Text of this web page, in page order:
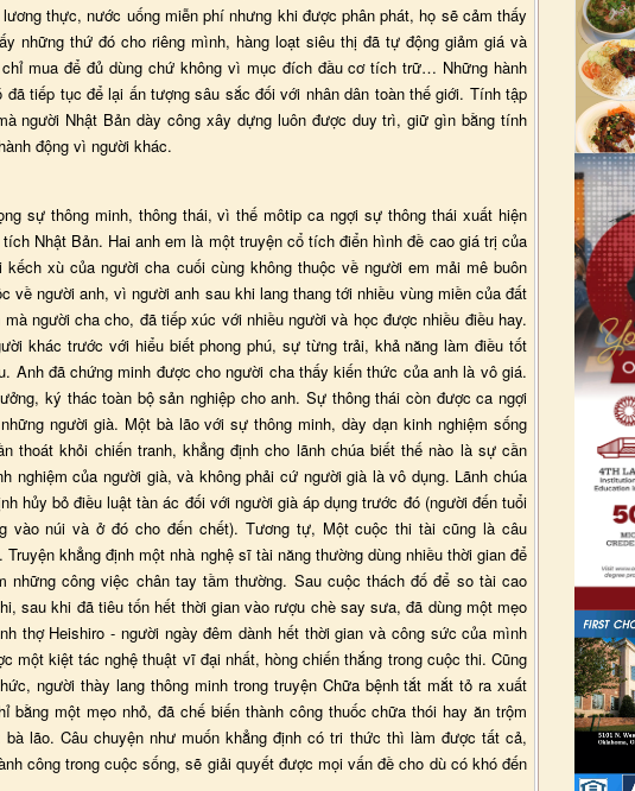
thực, nước uống miễn phí nhưng khi được phân phát, họ sẽ cảm thấy
những thứ đó cho riêng mình, hàng loạt siêu thị đã tự động giảm giá và
mua để đủ dùng chứ không vì mục đích đầu cơ tích trữ… Những hành
đã tiếp tục để lại ấn tượng sâu sắc đối với nhân dân toàn thế giới. Tính tập
người Nhật Bản dày công xây dựng luôn được duy trì, giữ gìn bằng tính
động vì người khác.
sự thông minh, thông thái, vì thế môtip ca ngợi sự thông thái xuất hiện
Nhật Bản. Hai anh em là một truyện cổ tích điển hình đề cao giá trị của
xù của người cha cuối cùng không thuộc về người em mải mê buôn
về người anh, vì người anh sau khi lang thang tới nhiều vùng miền của đất
người cha cho, đã tiếp xúc với nhiều người và học được nhiều điều hay.
khác trước với hiểu biết phong phú, sự từng trải, khả năng làm điều tốt
Anh đã chứng minh được cho người cha thấy kiến thức của anh là vô giá.
ký thác toàn bộ sản nghiệp cho anh. Sự thông thái còn được ca ngợi
người già. Một bà lão với sự thông minh, dày dạn kinh nghiệm sống
thoát khỏi chiến tranh, khẳng định cho lãnh chúa biết thế nào là sự cần
nghiệm của người già, và không phải cứ người già là vô dụng. Lãnh chúa
hủy bỏ điều luật tàn ác đối với người già áp dụng trước đó (người đến tuổi
vào núi và ở đó cho đến chết). Tương tự, Một cuộc thi tài cũng là câu
khẳng định một nhà nghệ sĩ tài năng thường dùng nhiều thời gian để
những công việc chân tay tầm thường. Sau cuộc thách đố để so tài cao
sau khi đã tiêu tốn hết thời gian vào rượu chè say sưa, đã dùng một mẹo
thợ Heishiro - người ngày đêm dành hết thời gian và công sức của mình
một kiệt tác nghệ thuật vĩ đại nhất, hòng chiến thắng trong cuộc thi. Cũng
người thày lang thông minh trong truyện Chữa bệnh tắt mắt tỏ ra xuất
bằng một mẹo nhỏ, đã chế biến thành công thuốc chữa thói hay ăn trộm
lão. Câu chuyện như muốn khẳng định có tri thức thì làm được tất cả,
công trong cuộc sống, sẽ giải quyết được mọi vấn đề cho dù có khó đến